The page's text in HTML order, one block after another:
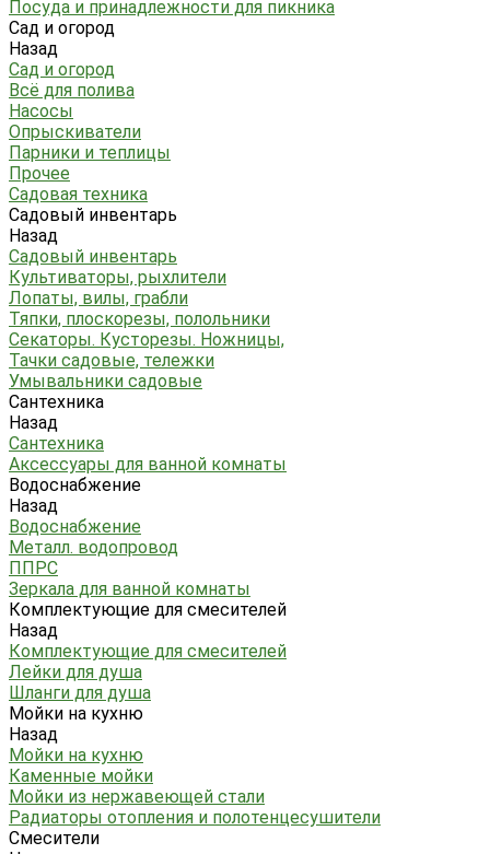
Посуда и принадлежности для пикника
Сад и огород
Назад
Сад и огород
Всё для полива
Насосы
Опрыскиватели
Парники и теплицы
Прочее
Садовая техника
Садовый инвентарь
Назад
Садовый инвентарь
Культиваторы, рыхлители
Лопаты, вилы, грабли
Тяпки, плоскорезы, полольники
Секаторы. Кусторезы. Ножницы,
Тачки садовые, тележки
Умывальники садовые
Сантехника
Назад
Сантехника
Аксессуары для ванной комнаты
Водоснабжение
Назад
Водоснабжение
Металл. водопровод
ППРС
Зеркала для ванной комнаты
Комплектующие для смесителей
Назад
Комплектующие для смесителей
Лейки для душа
Шланги для душа
Мойки на кухню
Назад
Мойки на кухню
Каменные мойки
Мойки из нержавеющей стали
Радиаторы отопления и полотенцесушители
Смесители